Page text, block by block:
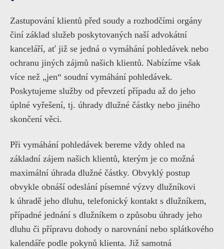
Zastupování klientů před soudy a rozhodčími orgány
činí základ služeb poskytovaných naší advokátní
kanceláří, ať již se jedná o vymáhání pohledávek nebo
ochranu jiných zájmů našich klientů. Nabízíme však
více než „jen“ soudní vymáhání pohledávek.
Poskytujeme služby od převzetí případu až do jeho
úplné vyřešení, tj. úhrady dlužné částky nebo jiného
skončení věci.
Při vymáhání pohledávek bereme vždy ohled na
základní zájem našich klientů, kterým je co možná
maximální úhrada dlužné částky. Obvyklý postup
obvykle obnáší odeslání písemné výzvy dlužníkovi
k úhradě jeho dluhu, telefonický kontakt s dlužníkem,
případné jednání s dlužníkem o způsobu úhrady jeho
dluhu či přípravu dohody o narovnání nebo splátkového
kalendáře podle pokynů klienta. Již samotná